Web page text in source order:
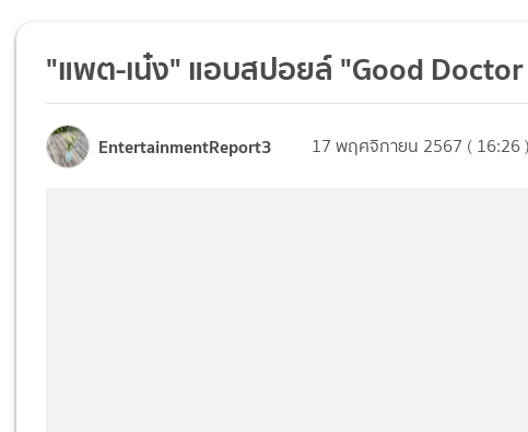
"แพต-เน๋ง" แอบสปอยล์ "Good
EntertainmentReport3 17 พฤศจิกายน 2567 ( 16:26 )